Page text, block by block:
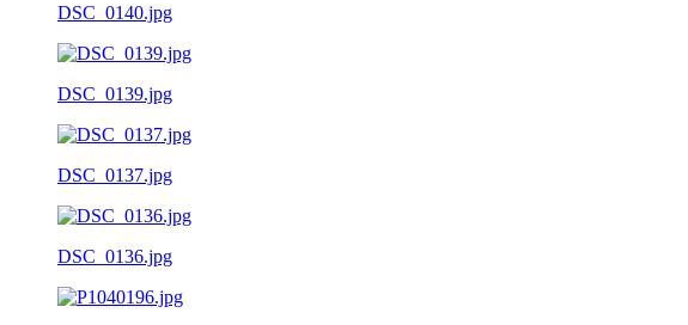
DSC_0140.jpg
DSC_0139.jpg
DSC_0137.jpg
DSC_0136.jpg